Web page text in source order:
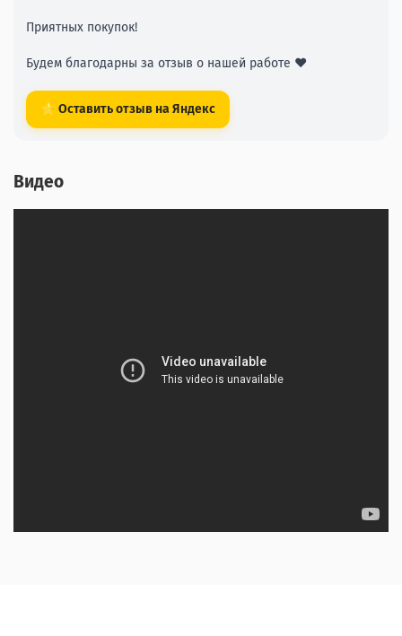
Приятных покупок!
Будем благодарны за отзыв о нашей работе ❤️
⭐ Оставить отзыв на Яндекс
Видео